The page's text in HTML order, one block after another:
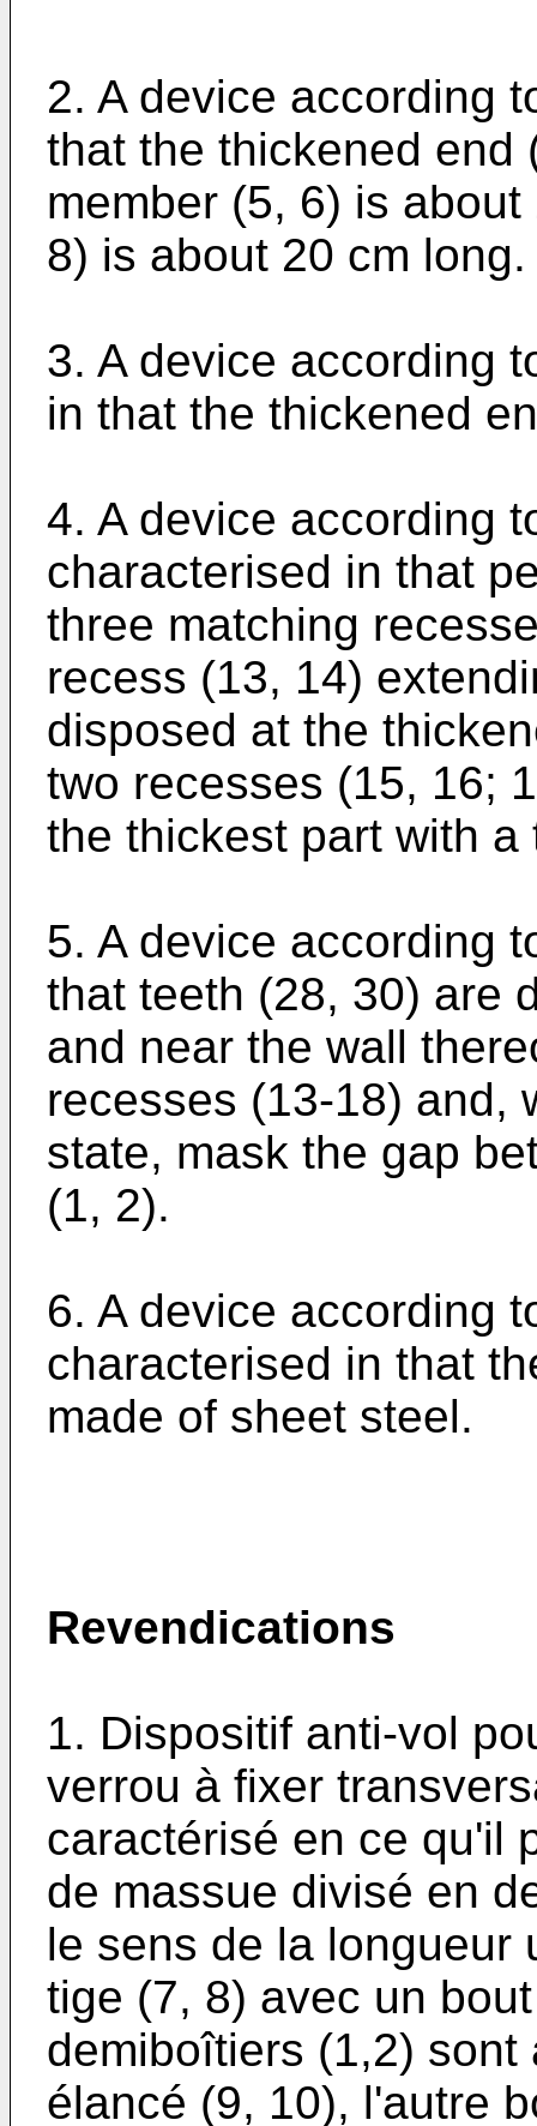
2. A device according
that the thickened end
member (5, 6) is
8) is about 20 cm long.
3. A device according
in that the thickened
4. A device according
characterised in that
three matching
recess (13, 14)
disposed at the
two recesses (15, 16;
the thickest part with
5. A device according
that teeth (28, 30) are
and near the wall
recesses (13-18) and,
state, mask the gap
(1, 2).
6. A device according
characterised in that
made of sheet steel.
Revendications
1. Dispositif anti-vol
verrou à fixer
caractérisé en ce qu'il
de massue divisé en
le sens de la longueur
tige (7, 8) avec un
demiboîtiers (1,2) sont
élancé (9, 10), l'autre